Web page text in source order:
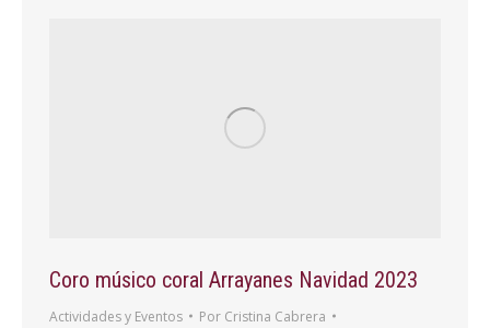
Coro músico coral Arrayanes Navidad 2023
Actividades y Eventos Por Cristina Cabrera